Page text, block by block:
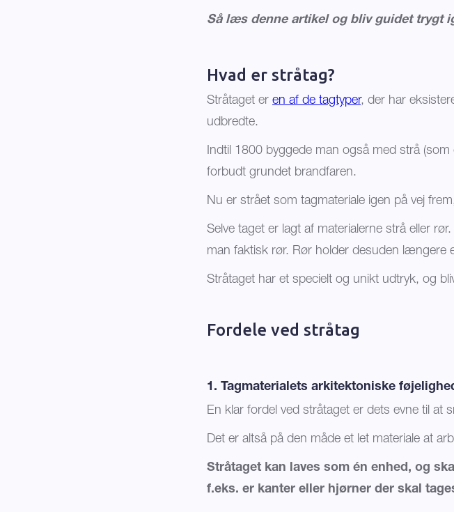
Så læs denne artikel og bliv guidet trygt
Hvad er stråtag?
Stråtaget er en af de tagtyper, der har
udbredte.
Indtil 1800 byggede man også med strå
forbudt grundet brandfaren.
Nu er strået som tagmateriale igen på vej
Selve taget er lagt af materialerne strå eller
man faktisk rør. Rør holder desuden længere
Stråtaget har et specielt og unikt udtryk, og
Fordele ved stråtag
1. Tagmaterialets arkitektoniske
En klar fordel ved stråtaget er dets evne til at
Det er altså på den måde et let materiale at
Stråtaget kan laves som én enhed, og
f.eks. er kanter eller hjørner der skal